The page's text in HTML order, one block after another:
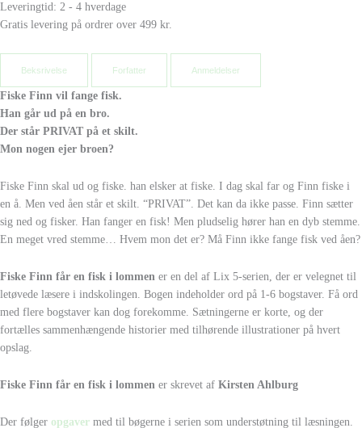
Leveringtid: 2 - 4 hverdage
Gratis levering på ordrer over 499 kr.
Beksrivelse Forfatter Anmeldelser
Fiske Finn vil fange fisk.
Han går ud på en bro.
Der står PRIVAT på et skilt.
Mon nogen ejer broen?
Fiske Finn skal ud og fiske. han elsker at fiske. I dag skal far og Finn fiske i
en å. Men ved åen står et skilt. “PRIVAT”. Det kan da ikke passe. Finn sætter
sig ned og fisker. Han fanger en fisk! Men pludselig hører han en dyb stemme.
En meget vred stemme… Hvem mon det er? Må Finn ikke fange fisk ved åen?
Fiske Finn får en fisk i lommen er en del af Lix 5-serien, der er velegnet til
letøvede læsere i indskolingen. Bogen indeholder ord på 1-6 bogstaver. Få ord
med flere bogstaver kan dog forekomme. Sætningerne er korte, og der
fortælles sammenhængende historier med tilhørende illustrationer på hvert
opslag.
Fiske Finn får en fisk i lommen er skrevet af Kirsten Ahlburg
Der følger opgaver med til bøgerne i serien som understøtning til læsningen.